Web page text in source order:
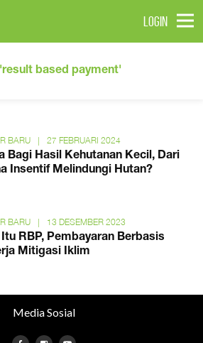
LOGIN
'result based payment'
BARU | 27 FEBRUARI 2024
Bagi Hasil Kehutanan Kecil, Dari
Insentif Melindungi Hutan?
BARU | 13 DESEMBER 2023
RBP, Pembayaran Berbasis
Mitigasi Iklim
Media Sosial